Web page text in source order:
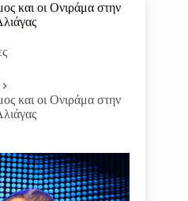
και οι Ονιράμα στην
και οι Ονιράμα στην